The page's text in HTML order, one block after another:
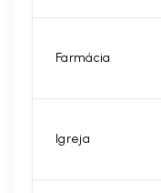
Farmácia
Igreja